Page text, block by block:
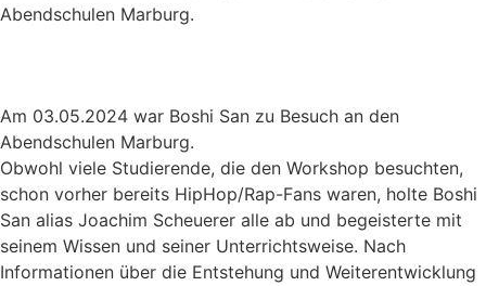
Abendschulen Marburg.
Am 03.05.2024 war Boshi San zu Besuch an den
Abendschulen Marburg.
Obwohl viele Studierende, die den Workshop besuchten,
schon vorher bereits HipHop/Rap-Fans waren, holte Boshi
San alias Joachim Scheuerer alle ab und begeisterte mit
seinem Wissen und seiner Unterrichtsweise. Nach
Informationen über die Entstehung und Weiterentwicklung